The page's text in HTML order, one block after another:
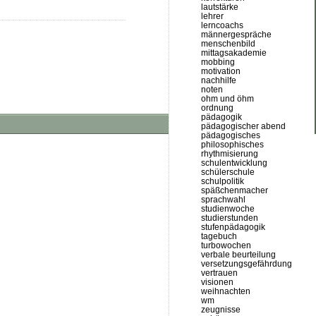
lautstärke
lehrer
lerncoachs
männergespräche
menschenbild
mittagsakademie
mobbing
motivation
nachhilfe
noten
ohm und öhm
ordnung
pädagogik
pädagogischer abend
pädagogisches
philosophisches
rhythmisierung
schulentwicklung
schülerschule
schulpolitik
späßchenmacher
sprachwahl
studienwoche
studierstunden
stufenpädagogik
tagebuch
turbowochen
verbale beurteilung
versetzungsgefährdung
vertrauen
visionen
weihnachten
wm
zeugnisse